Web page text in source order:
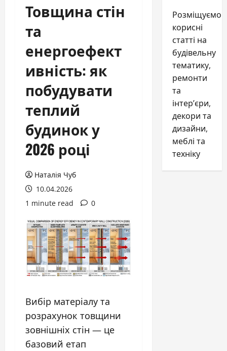
Товщина стін
та
енергоефект
ивність: як
побудувати
теплий
будинок у
2026 році
Наталія Чуб
10.04.2026
1 minute read
0
Вибір матеріалу та
розрахунок товщини
зовнішніх стін — це
базовий етап
Розміщуємо
корисні
статті на
будівельну
тематику,
ремонти
та
інтер’єри,
декори та
дизайни,
меблі та
техніку